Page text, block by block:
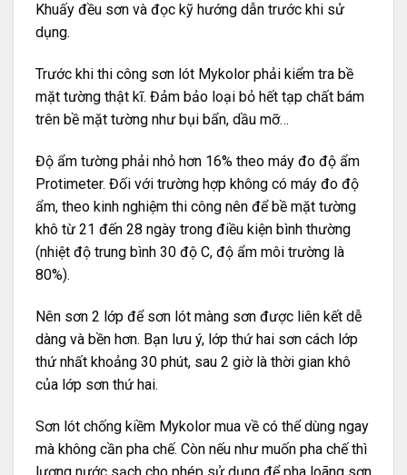
Khuấy đều sơn và đọc kỹ hướng dẫn trước khi sử
dụng.
Trước khi thi công sơn lót Mykolor phải kiểm tra bề
mặt tường thật kĩ. Đảm bảo loại bỏ hết tạp chất bám
trên bề mặt tường như bụi bẩn, dầu mỡ…
Độ ẩm tường phải nhỏ hơn 16% theo máy đo độ ẩm
Protimeter. Đối với trường hợp không có máy đo độ
ẩm, theo kinh nghiệm thi công nên để bề mặt tường
khô từ 21 đến 28 ngày trong điều kiện bình thường
(nhiệt độ trung bình 30 độ C, độ ẩm môi trường là
80%).
Nên sơn 2 lớp để sơn lót màng sơn được liên kết dễ
dàng và bền hơn. Bạn lưu ý, lớp thứ hai sơn cách lớp
thứ nhất khoảng 30 phút, sau 2 giờ là thời gian khô
của lớp sơn thứ hai.
Sơn lót chống kiềm Mykolor mua về có thể dùng ngay
mà không cần pha chế. Còn nếu như muốn pha chế thì
lượng nước sạch cho phép sử dụng để pha loãng sơn